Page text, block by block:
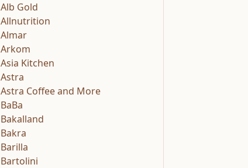
Alb Gold
Allnutrition
Almar
Arkom
Asia Kitchen
Astra
Astra Coffee and More
BaBa
Bakalland
Bakra
Barilla
Bartolini